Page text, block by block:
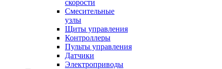
скорости
Смесительные
узлы
Щиты управления
Контроллеры
Пульты управления
Датчики
Электроприводы